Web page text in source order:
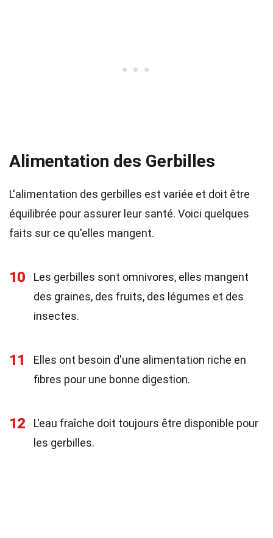
Alimentation des Gerbilles
L'alimentation des gerbilles est variée et doit être
équilibrée pour assurer leur santé. Voici quelques
faits sur ce qu'elles mangent.
10
Les gerbilles sont omnivores, elles mangent
des graines, des fruits, des légumes et des
insectes.
11
Elles ont besoin d'une alimentation riche en
fibres pour une bonne digestion.
12
L'eau fraîche doit toujours être disponible pour
les gerbilles.